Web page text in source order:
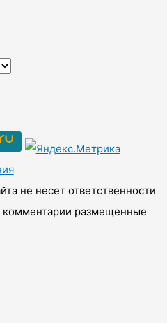
не несет ответственности
комментарии размещенные